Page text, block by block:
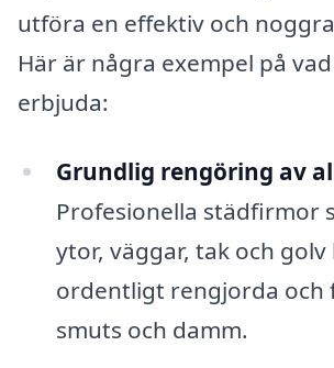
utföra en effektiv och
Här är några exempel på
erbjuda:
Grundlig rengöring av
Profesionella städfirmor
ytor, väggar, tak och golv
ordentligt rengjorda och
smuts och damm.